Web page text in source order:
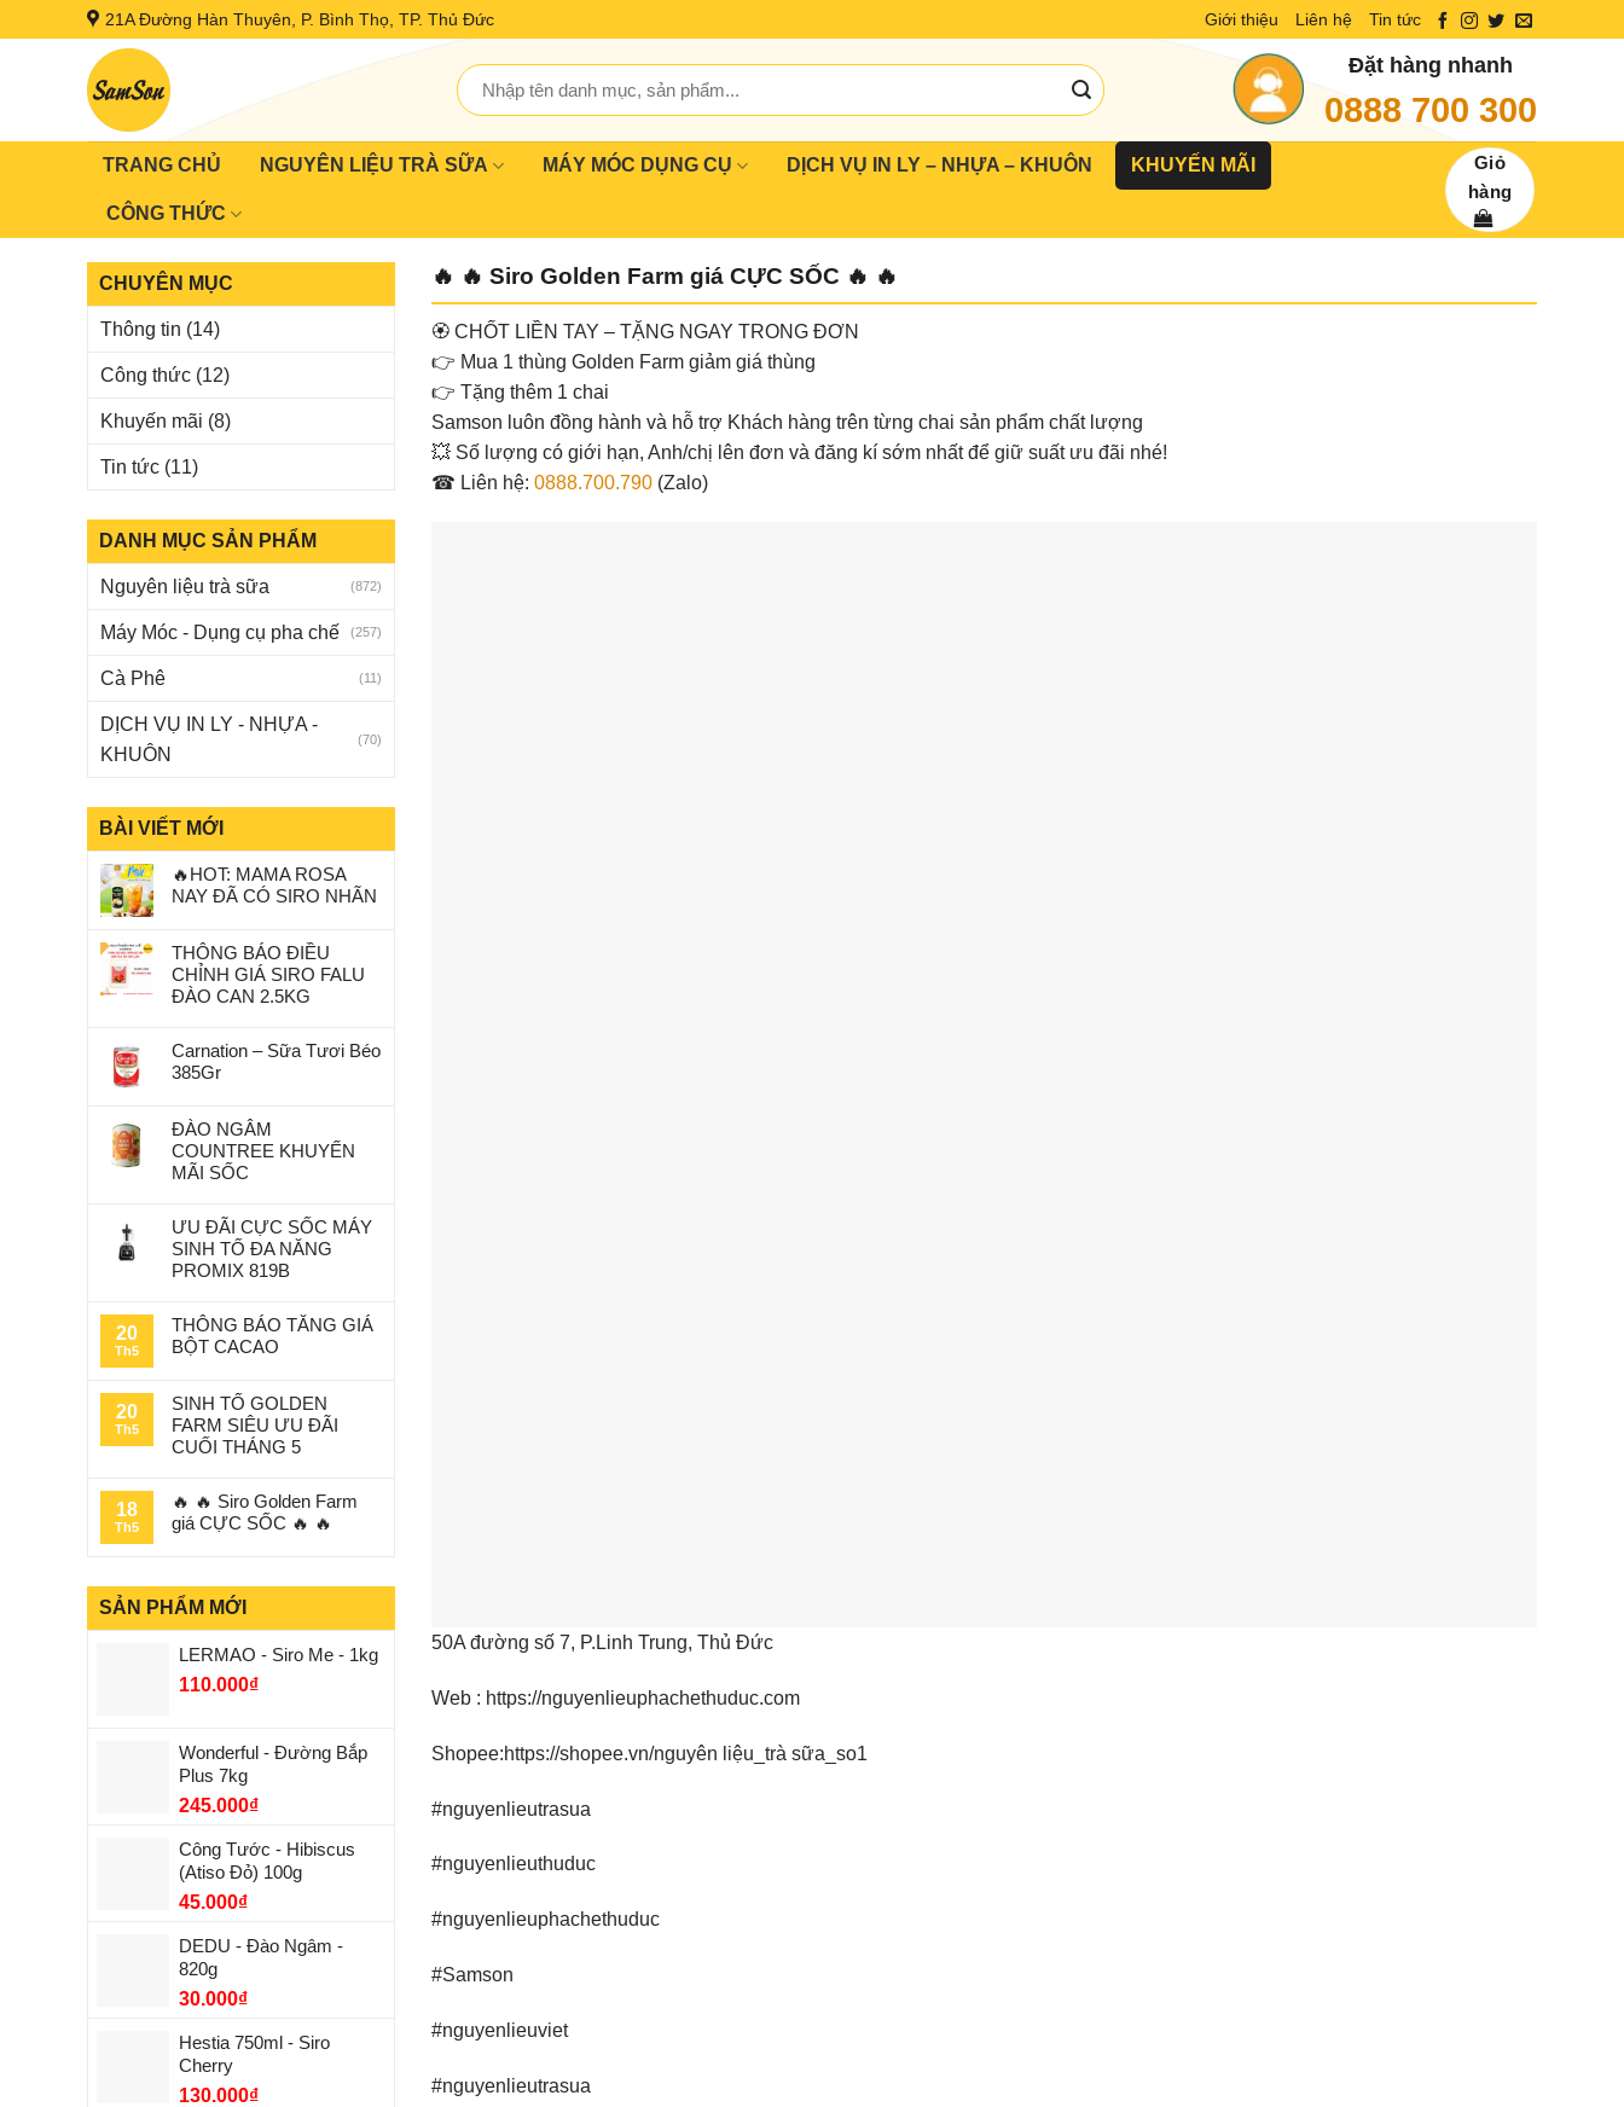
to
21A Đường Hàn Thuyên, P. Bình Thọ, TP. Thủ Đức Giới thiệu Liên hệ Tin tức
Tìm
kiếm:
Đặt hàng nhanh
0888 700 300
TRANG CHỦ NGUYÊN LIỆU TRÀ SỮA MÁY MÓC DỤNG CỤ DỊCH VỤ IN LY – NHỰA – KHUÔN KHUYẾN MÃI
CÔNG THỨC
Giỏ
hàng
CHUYÊN MỤC
Thông tin (14)
Công thức (12)
Khuyến mãi (8)
Tin tức (11)
DANH MỤC SẢN PHẨM
Nguyên liệu trà sữa (872)
Máy Móc - Dụng cụ pha chế (257)
Cà Phê (11)
DỊCH VỤ IN LY - NHỰA -
KHUÔN
(70)
BÀI VIẾT MỚI
🔥HOT: MAMA ROSA
NAY ĐÃ CÓ SIRO NHÃN
THÔNG BÁO ĐIỀU
CHỈNH GIÁ SIRO FALU
ĐÀO CAN 2.5KG
Carnation – Sữa Tươi Béo
385Gr
ĐÀO NGÂM
COUNTREE KHUYẾN
MÃI SỐC
ƯU ĐÃI CỰC SỐC MÁY
SINH TỐ ĐA NĂNG
PROMIX 819B
20
Th5
THÔNG BÁO TĂNG GIÁ
BỘT CACAO
20
Th5
SINH TỐ GOLDEN
FARM SIÊU ƯU ĐÃI
CUỐI THÁNG 5
18
Th5
🔥 🔥 Siro Golden Farm
giá CỰC SỐC 🔥 🔥
SẢN PHẨM MỚI
LERMAO - Siro Me - 1kg
110.000₫
Wonderful - Đường Bắp
Plus 7kg
245.000₫
Công Tước - Hibiscus
(Atiso Đỏ) 100g
45.000₫
DEDU - Đào Ngâm -
820g
30.000₫
Hestia 750ml - Siro
Cherry
130.000₫
🔥 🔥 Siro Golden Farm giá CỰC SỐC 🔥 🔥
🏵 CHỐT LIỀN TAY – TẶNG NGAY TRONG ĐƠN
👉 Mua 1 thùng Golden Farm giảm giá thùng
👉 Tặng thêm 1 chai
Samson luôn đồng hành và hỗ trợ Khách hàng trên từng chai sản phẩm chất lượng
💥 Số lượng có giới hạn, Anh/chị lên đơn và đăng kí sớm nhất để giữ suất ưu đãi nhé!
☎ Liên hệ: 0888.700.790 (Zalo)
50A đường số 7, P.Linh Trung, Thủ Đức
Web : https://nguyenlieuphachethuduc.com
Shopee:https://shopee.vn/nguyên liệu_trà sữa_so1
#nguyenlieutrasua
#nguyenlieuthuduc
#nguyenlieuphachethuduc
#Samson
#nguyenlieuviet
#nguyenlieutrasua